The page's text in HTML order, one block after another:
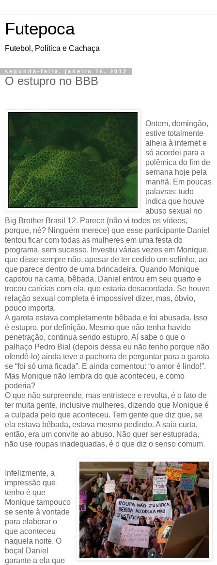
Futepoca
Futebol, Política e Cachaça
segunda-feira, janeiro 16, 2012
O estupro no BBB
Ontem, domingão,
estive totalmente
alheia à internet e
só acordei para a
polêmica do fim de
semana hoje pela
manhã. Em poucas
palavras: tudo
indica que houve
abuso sexual no
Big Brother Brasil 12. Parece (não vi todos os vídeos,
porque, né? Ninguém merece) que esse participante Daniel
tentou ficar com todas as mulheres em uma festa do
programa, sem sucesso. Investiu várias vezes em Monique,
que disse sempre não, apesar de ter cedido um selinho, ao
que parece dentro de uma brincadeira. Quando Monique
capotou na cama, bêbada, Daniel entrou em seu quarto e
trocou carícias com ela, que estaria desacordada. Se houve
relação sexual completa é impossível dizer, mas, óbvio,
pouco importa.
A garota estava completamente bêbada e foi abusada. Isso
é estupro, por definição. Mesmo que não tenha havido
penetração, continua sendo estupro. Aí sabe o que o
palhaço Pedro Bial (depois dessa eu não tenho porque não
ofendê-lo) ainda teve a pachorra de perguntar para a garota
se “foi só uma ficada”. E ainda comentou: “o amor é lindo!”.
Mas Monique não lembra do que aconteceu, e como
poderia?
O que não surpreende, mas entristece e revolta, é o fato de
ter muita gente, inclusive mulheres, dizendo que Monique é
a culpada pelo que aconteceu. Tem gente que diz que, se
ela estava bêbada, estava mesmo pedindo. A saia curta,
então, era um convite ao abuso. Não quer ser estuprada,
não use roupas inadequadas, é o que diz o senso comum.
Infelizmente, a
impressão que
tenho é que
Monique tampouco
se sente à vontade
para elaborar o
que aconteceu
naquela noite. O
boçal Daniel
garante a ela que